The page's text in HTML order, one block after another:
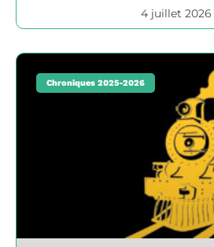
4 juillet 2026
Chroniques 2025-2026